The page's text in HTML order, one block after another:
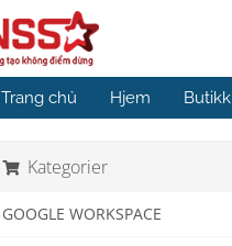
Trang chủ Hjem Butikk
Kategorier
GOOGLE WORKSPACE